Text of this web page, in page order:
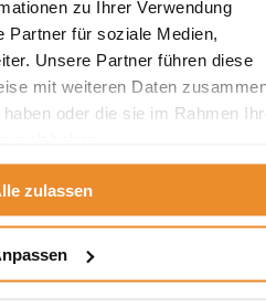
zu Ihrer Verwendung
Partner für soziale Medien,
Unsere Partner führen diese
mit weiteren Daten
oder die sie im Rahmen
zulassen
können wir Ihnen
nicht anzeigen.
zu bearbeiten.
senden. Klicken Sie